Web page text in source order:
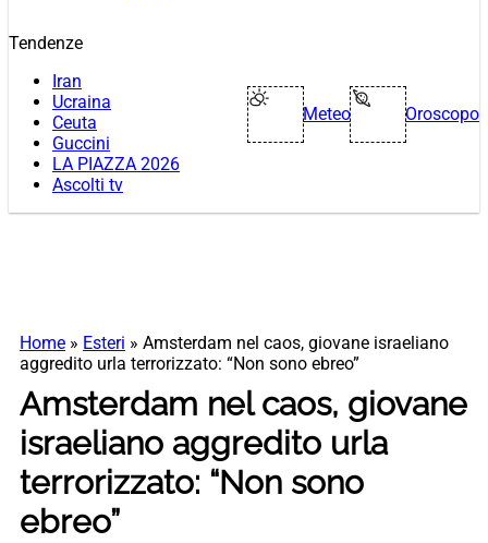
Tendenze
Iran
Ucraina
Ceuta
Guccini
LA PIAZZA 2026
Ascolti tv
Meteo Oroscopo
Home » Esteri » Amsterdam nel caos, giovane israeliano
aggredito urla terrorizzato: “Non sono ebreo”
Amsterdam nel caos, giovane
israeliano aggredito urla
terrorizzato: “Non sono
ebreo”